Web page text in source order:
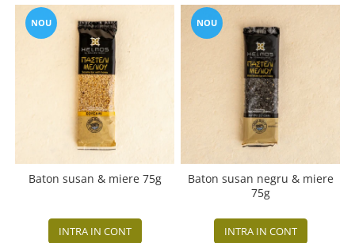
NOU
Baton susan & miere 75g
INTRA IN CONT
NOU
Baton susan negru & miere
75g
INTRA IN CONT